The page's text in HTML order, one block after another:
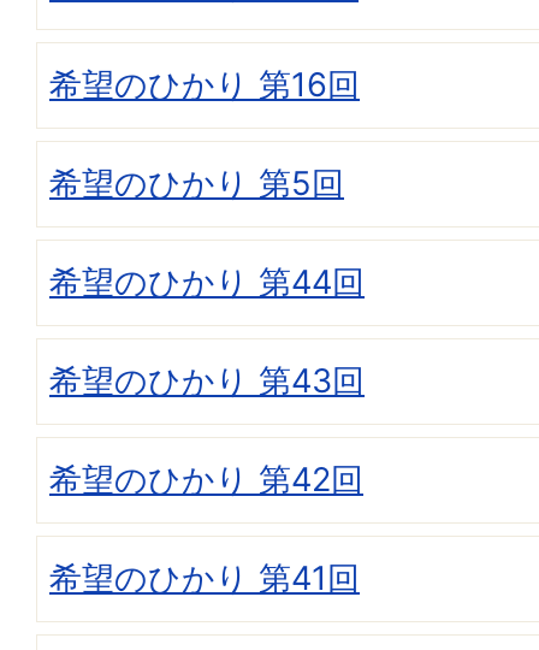
希望のひかり 第16回
希望のひかり 第5回
希望のひかり 第44回
希望のひかり 第43回
希望のひかり 第42回
希望のひかり 第41回